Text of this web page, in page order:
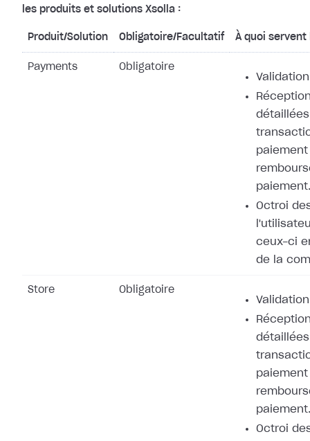
les produits et solutions Xsolla :
Produit/Solution Obligatoire/Facultatif À quoi servent
Payments Obligatoire
paiement.
Octroi
ceux-ci
de la
Store Obligatoire
paiement.
Octroi